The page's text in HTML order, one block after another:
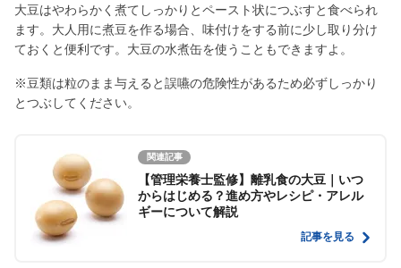
大豆はやわらかく煮てしっかりとペースト状につぶすと食べられ
ます。大人用に煮豆を作る場合、味付けをする前に少し取り分け
ておくと便利です。大豆の水煮缶を使うこともできますよ。
※豆類は粒のまま与えると誤嚥の危険性があるため必ずしっかり
とつぶしてください。
関連記事
【管理栄養士監修】離乳食の大豆｜いつ
からはじめる？進め方やレシピ・アレル
ギーについて解説
記事を見る